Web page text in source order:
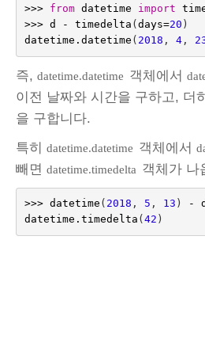
>>>
from datetime import
>>> d - timedelta ( days=20 )
datetime . datetime ( 2018 , 4,
즉, datetime.datetime 객체에서
이전 날짜와 시간을 구하고, 더
을 구합니다.
특히 datetime.datetime 객체에서
빼면 datetime.timedelta 객체가 나
>>> datetime ( 2018 , 5 , 13 ) -
datetime . timedelta ( 42 )